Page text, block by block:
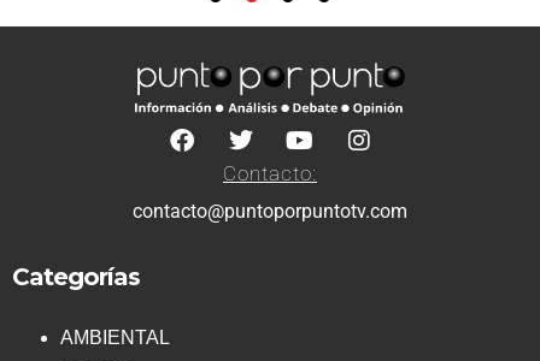
Contacto:
contacto@puntoporpuntotv.com
Categorías
AMBIENTAL